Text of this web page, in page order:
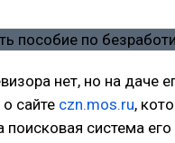
нет, но на даче
сайте czn.mos.ru,
поисковая система